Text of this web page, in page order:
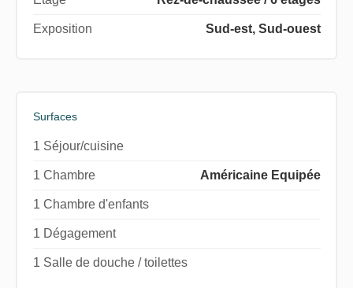
Exposition Sud-est, Sud-ouest
Surfaces
1 Séjour/cuisine
1 Chambre Américaine Equipée
1 Chambre d'enfants
1 Dégagement
1 Salle de douche / toilettes